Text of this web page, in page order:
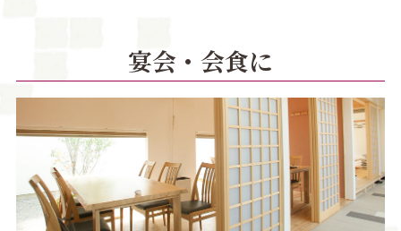
宴会・会食に